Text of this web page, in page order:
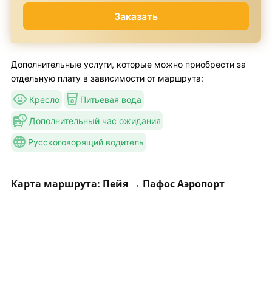
Заказать
Дополнительные услуги, которые можно приобрести за
отдельную плату в зависимости от маршрута:
Кресло Питьевая вода
Дополнительный час ожидания
Русскоговорящий водитель
Карта маршрута: Пейя → Пафос Аэропорт